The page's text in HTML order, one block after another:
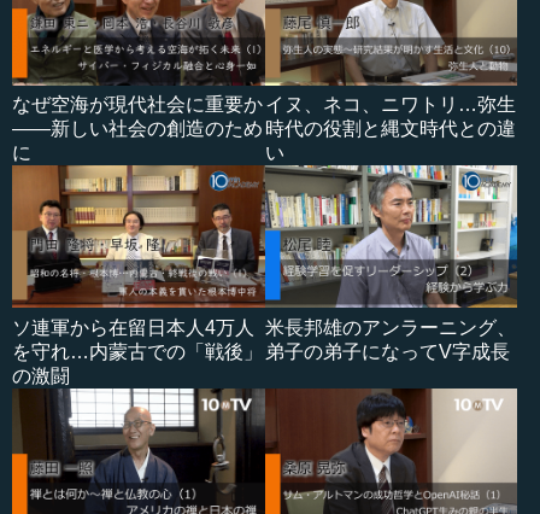
なぜ空海が現代社会に重要か
――新しい社会の創造のため
に
イヌ、ネコ、ニワトリ…弥生
時代の役割と縄文時代との違
い
ソ連軍から在留日本人4万人
を守れ…内蒙古での「戦後」
の激闘
米長邦雄のアンラーニング、
弟子の弟子になってV字成長